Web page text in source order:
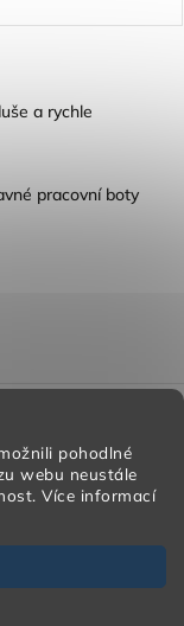
pohodlné
webu neustále
Více informací
a rychle
pracovní boty